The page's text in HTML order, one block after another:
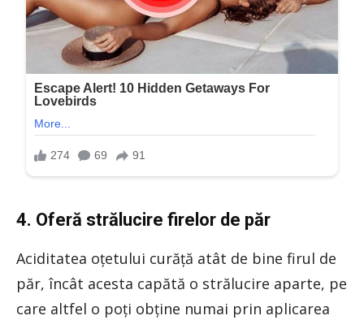
4. Oferă strălucire firelor de păr
Aciditatea oțetului curăță atât de bine firul de
păr, încât acesta capătă o strălucire aparte, pe
care altfel o poți obține numai prin aplicarea